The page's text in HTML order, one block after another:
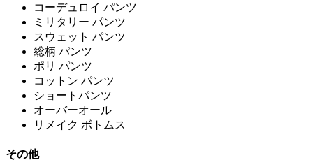
コーデュロイ パンツ
ミリタリー パンツ
スウェット パンツ
総柄 パンツ
ポリ パンツ
コットン パンツ
ショートパンツ
オーバーオール
リメイク ボトムス
その他